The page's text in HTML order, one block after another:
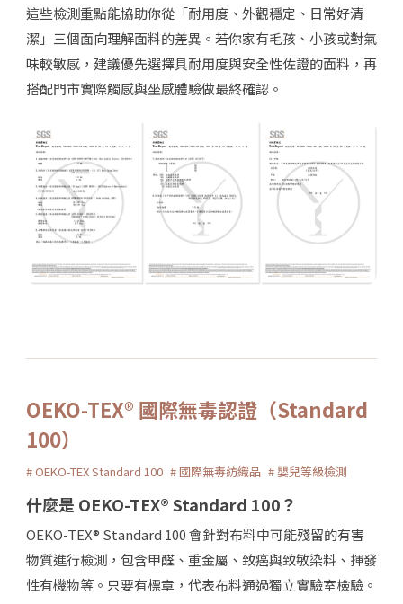
這些檢測重點能協助你從「耐用度、外觀穩定、日常好清
潔」三個面向理解面料的差異。若你家有毛孩、小孩或對氣
味較敏感，建議優先選擇具耐用度與安全性佐證的面料，再
搭配門市實際觸感與坐感體驗做最終確認。
OEKO-TEX® 國際無毒認證（Standard
100）
# OEKO-TEX Standard 100 # 國際無毒紡織品 # 嬰兒等級檢測
什麼是 OEKO-TEX® Standard 100？
OEKO-TEX® Standard 100 會針對布料中可能殘留的有害
物質進行檢測，包含甲醛、重金屬、致癌與致敏染料、揮發
性有機物等。只要有標章，代表布料通過獨立實驗室檢驗。